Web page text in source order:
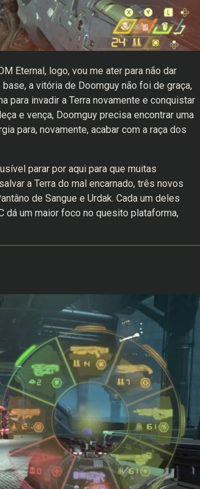
Eternal, logo, vou me ater para não dar
a vitória de Doomguy não foi de graça,
para invadir a Terra novamente e conquistar
e vença, Doomguy precisa encontrar uma
para, novamente, acabar com a raça dos
parar por aqui para que muitas
a Terra do mal encarnado, três novos
de Sangue e Urdak. Cada um deles
dá um maior foco no quesito plataforma,